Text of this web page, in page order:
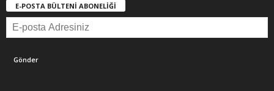
E-POSTA BÜLTENİ ABONELİĞİ